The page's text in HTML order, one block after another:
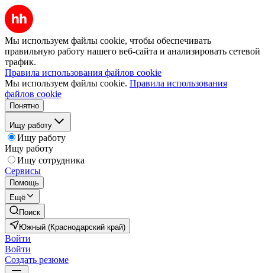
Мы используем файлы cookie, чтобы обеспечивать
правильную работу нашего веб-сайта и анализировать сетевой
трафик.
Правила использования файлов cookie
Мы используем файлы cookie. Правила использования
файлов cookie
Понятно
Ищу работу
Ищу работу
Ищу работу
Ищу сотрудника
Сервисы
Помощь
Ещё
Поиск
Южный (Краснодарский край)
Войти
Войти
Создать резюме